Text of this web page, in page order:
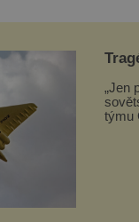
„Jen
týmu